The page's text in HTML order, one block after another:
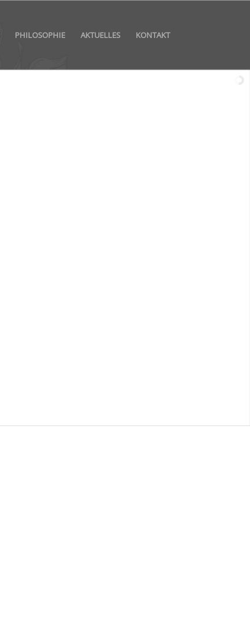
PHILOSOPHIE AKTUELLES KONTAKT